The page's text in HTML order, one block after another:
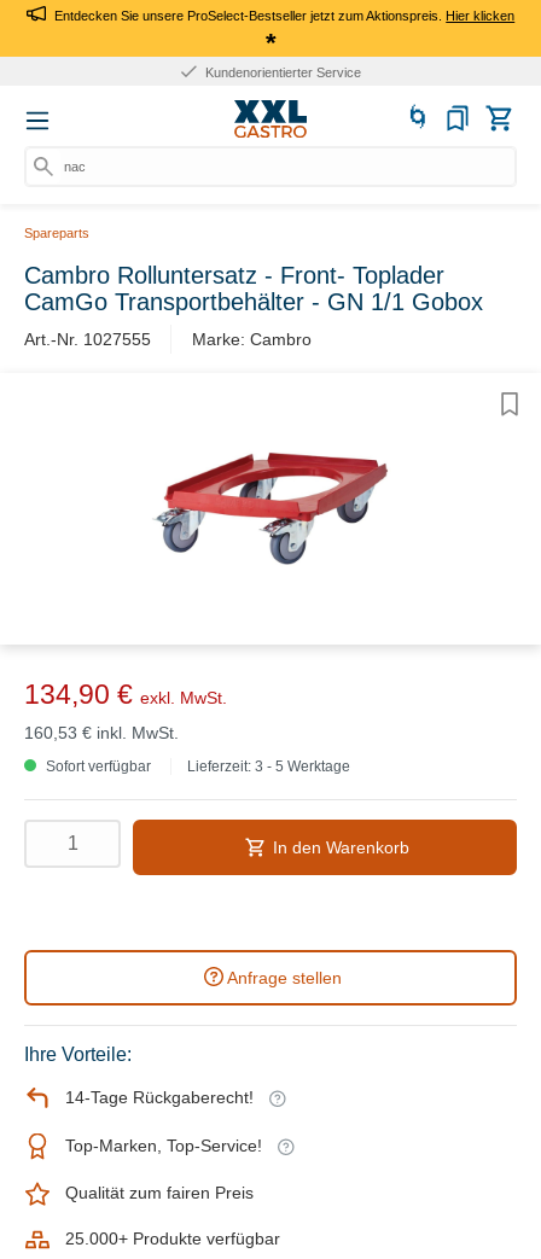
Entdecken Sie unsere ProSelect-Bestseller jetzt zum Aktionspreis.Hier klicken
*
Kundenorientierter Service
nach
Spareparts
Cambro Rolluntersatz - Front- Toplader
CamGo Transportbehälter - GN 1/1 Gobox
Art.-Nr. 1027555 Marke: Cambro
134,90 € exkl. MwSt.
160,53 € inkl. MwSt.
Sofort verfügbar Lieferzeit: 3 - 5 Werktage
In den Warenkorb
Anfrage stellen
Ihre Vorteile:
14-Tage Rückgaberecht!
Top-Marken, Top-Service!
Qualität zum fairen Preis
25.000+ Produkte verfügbar